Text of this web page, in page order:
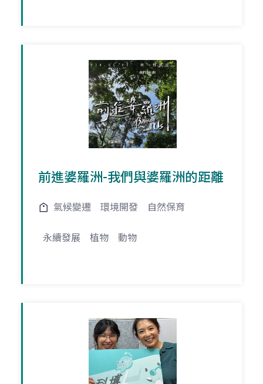
前進婆羅洲-我們與婆羅洲的距離
氣候變遷 環境開發 自然保育
永續發展 植物 動物